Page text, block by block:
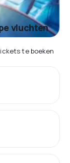
vluchten
te boeken